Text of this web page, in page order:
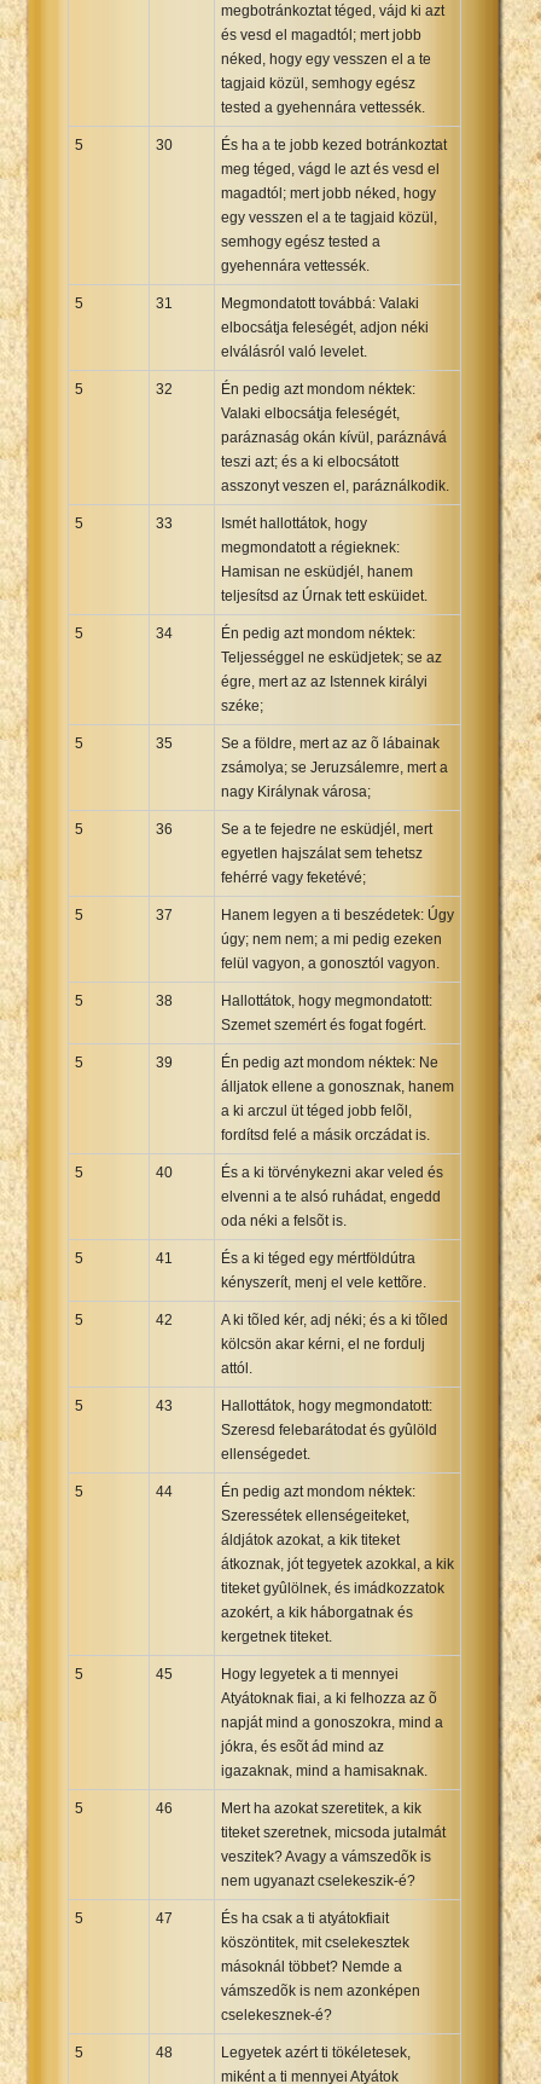
megbotránkoztat téged, vájd ki azt
és vesd el magadtól; mert jobb
néked, hogy egy vesszen el a te
tagjaid közül, semhogy egész
tested a gyehennára vettessék.
5 30
És ha a te jobb kezed botránkoztat
meg téged, vágd le azt és vesd el
magadtól; mert jobb néked, hogy
egy vesszen el a te tagjaid közül,
semhogy egész tested a
gyehennára vettessék.
5 31
Megmondatott továbbá: Valaki
elbocsátja feleségét, adjon néki
elválásról való levelet.
5 32
Én pedig azt mondom néktek:
Valaki elbocsátja feleségét,
paráznaság okán kívül, paráznává
teszi azt; és a ki elbocsátott
asszonyt veszen el, paráználkodik.
5 33
Ismét hallottátok, hogy
megmondatott a régieknek:
Hamisan ne esküdjél, hanem
teljesítsd az Úrnak tett esküidet.
5 34
Én pedig azt mondom néktek:
Teljességgel ne esküdjetek; se az
égre, mert az az Istennek királyi
széke;
5 35
Se a földre, mert az az õ lábainak
zsámolya; se Jeruzsálemre, mert a
nagy Királynak városa;
5 36
Se a te fejedre ne esküdjél, mert
egyetlen hajszálat sem tehetsz
fehérré vagy feketévé;
5 37
Hanem legyen a ti beszédetek: Úgy
úgy; nem nem; a mi pedig ezeken
felül vagyon, a gonosztól vagyon.
5 38
Hallottátok, hogy megmondatott:
Szemet szemért és fogat fogért.
5 39
Én pedig azt mondom néktek: Ne
álljatok ellene a gonosznak, hanem
a ki arczul üt téged jobb felõl,
fordítsd felé a másik orczádat is.
5 40
És a ki törvénykezni akar veled és
elvenni a te alsó ruhádat, engedd
oda néki a felsõt is.
5 41
És a ki téged egy mértföldútra
kényszerít, menj el vele kettõre.
5 42
A ki tõled kér, adj néki; és a ki tõled
kölcsön akar kérni, el ne fordulj
attól.
5 43
Hallottátok, hogy megmondatott:
Szeresd felebarátodat és gyûlöld
ellenségedet.
5 44
Én pedig azt mondom néktek:
Szeressétek ellenségeiteket,
áldjátok azokat, a kik titeket
átkoznak, jót tegyetek azokkal, a kik
titeket gyûlölnek, és imádkozzatok
azokért, a kik háborgatnak és
kergetnek titeket.
5 45
Hogy legyetek a ti mennyei
Atyátoknak fiai, a ki felhozza az õ
napját mind a gonoszokra, mind a
jókra, és esõt ád mind az
igazaknak, mind a hamisaknak.
5 46
Mert ha azokat szeretitek, a kik
titeket szeretnek, micsoda jutalmát
veszitek? Avagy a vámszedõk is
nem ugyanazt cselekeszik-é?
5 47
És ha csak a ti atyátokfiait
köszöntitek, mit cselekesztek
másoknál többet? Nemde a
vámszedõk is nem azonképen
cselekesznek-é?
5 48
Legyetek azért ti tökéletesek,
miként a ti mennyei Atyátok